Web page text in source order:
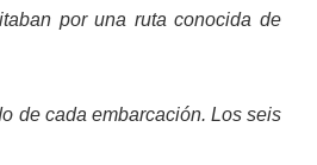
por una ruta conocida de
de cada embarcación. Los seis